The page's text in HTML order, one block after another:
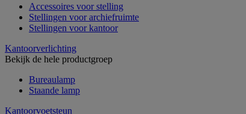
Accessoires voor stelling
Stellingen voor archiefruimte
Stellingen voor kantoor
Kantoorverlichting
Bekijk de hele productgroep
Bureaulamp
Staande lamp
Kantoorvoetsteun